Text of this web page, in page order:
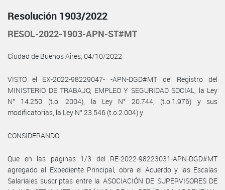
Resolución 1903/2022
RESOL-2022-1903-APN-ST#MT
Ciudad de Buenos Aires, 04/10/2022
VISTO el EX-2022-98229047- -APN-DGD#MT del Registro del
MINISTERIO DE TRABAJO, EMPLEO Y SEGURIDAD SOCIAL, la Ley
N° 14.250 (t.o. 2004), la Ley N° 20.744, (t.o.1.976) y sus
modificatorias, la Ley N° 23.546 (t.o.2.004) y
CONSIDERANDO:
Que en las páginas 1/3 del RE-2022-98223031-APN-DGD#MT
agregado al Expediente Principal, obra el Acuerdo y las Escalas
Salariales suscriptas entre la ASOCIACIÓN DE SUPERVISORES DE